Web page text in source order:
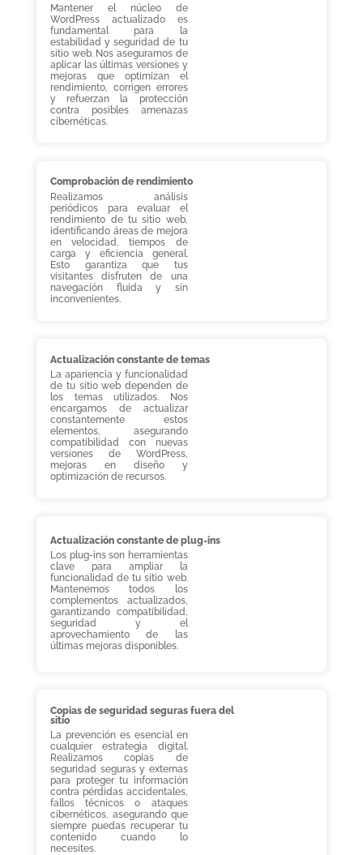
Mantener el núcleo de
WordPress actualizado es
fundamental para la
estabilidad y seguridad de tu
sitio web. Nos aseguramos de
aplicar las últimas versiones y
mejoras que optimizan el
rendimiento, corrigen errores
y refuerzan la protección
contra posibles amenazas
cibernéticas.
Comprobación de rendimiento
Realizamos análisis
periódicos para evaluar el
rendimiento de tu sitio web,
identificando áreas de mejora
en velocidad, tiempos de
carga y eficiencia general.
Esto garantiza que tus
visitantes disfruten de una
navegación fluida y sin
inconvenientes.
Actualización constante de temas
La apariencia y funcionalidad
de tu sitio web dependen de
los temas utilizados. Nos
encargamos de actualizar
constantemente estos
elementos, asegurando
compatibilidad con nuevas
versiones de WordPress,
mejoras en diseño y
optimización de recursos.
Actualización constante de plug-ins
Los plug-ins son herramientas
clave para ampliar la
funcionalidad de tu sitio web.
Mantenemos todos los
complementos actualizados,
garantizando compatibilidad,
seguridad y el
aprovechamiento de las
últimas mejoras disponibles.
Copias de seguridad seguras fuera del
sitio
La prevención es esencial en
cualquier estrategia digital.
Realizamos copias de
seguridad seguras y externas
para proteger tu información
contra pérdidas accidentales,
fallos técnicos o ataques
cibernéticos, asegurando que
siempre puedas recuperar tu
contenido cuando lo
necesites.